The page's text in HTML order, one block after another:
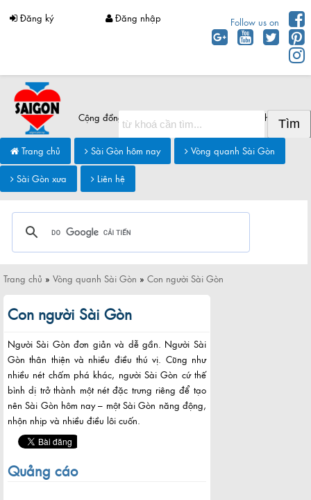
Đăng ký Đăng nhập Follow us on
Cộng đồng Sài Gòn chia sẻ thông tin Sài Gòn hôm nay
Trang chủ Sài Gòn hôm nay
Vòng quanh Sài Gòn
Sài Gòn xưa
Liên hệ
Trang chủ » Vòng quanh Sài Gòn » Con người Sài Gòn
Con người Sài Gòn
Người Sài Gòn đơn giản và dễ gần. Người Sài
Gòn thân thiện và nhiều điều thú vị. Cũng như
nhiều nét chấm phá khác, người Sài Gòn cứ thế
bình dị trở thành một nét đặc trưng riêng để tạo
nên Sài Gòn hôm nay – một Sài Gòn năng động,
nhộn nhịp và nhiều điều lôi cuốn.
Quảng cáo